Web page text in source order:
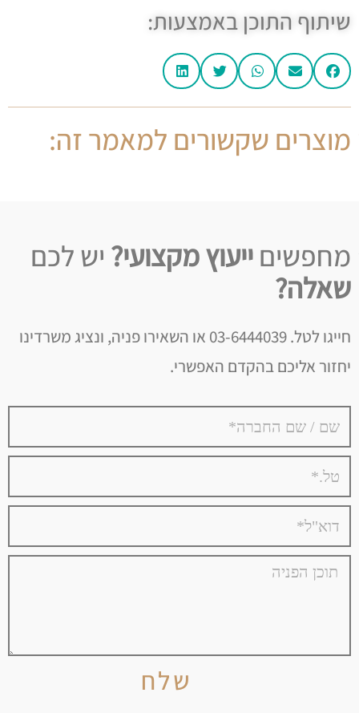
שיתוף התוכן באמצעות:
מוצרים שקשורים למאמר זה:
מחפשיםייעוץ מקצועי? יש לכם
שאלה?
חייגו לטל. 03-6444039 או השאירו פניה, ונציג משרדינו
יחזור אליכם בהקדם האפשרי.
שלח